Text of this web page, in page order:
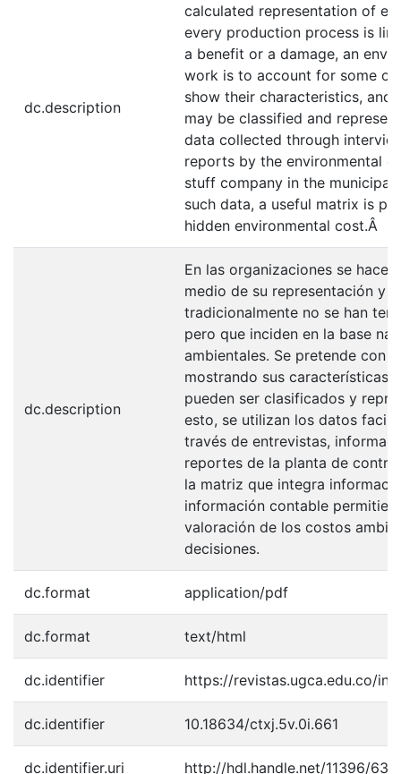
dc.description
calculated representation of
every production process is
a benefit or a damage, an
work is to account for some of
show their characteristics, and
may be classified and
data collected through
reports by the environmental
stuff company in the
such data, a useful matrix is
hidden environmental cost.Â
dc.description
En las organizaciones se hace
medio de su representación y
tradicionalmente no se han
pero que inciden en la base
ambientales. Se pretende con
mostrando sus características
pueden ser clasificados y
esto, se utilizan los datos
través de entrevistas,
reportes de la planta de
la matriz que integra
información contable
valoración de los costos
decisiones.
dc.format application/pdf
dc.format text/html
dc.identifier https://revistas.ugca.edu.co/
dc.identifier 10.18634/ctxj.5v.0i.661
dc.identifier.uri http://hdl.handle.net/11396/